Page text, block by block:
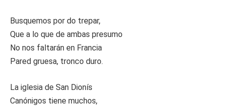
Busquemos por do trepar,
Que a lo que de ambas presumo
No nos faltarán en Francia
Pared gruesa, tronco duro.
La iglesia de San Dionís
Canónigos tiene muchos,